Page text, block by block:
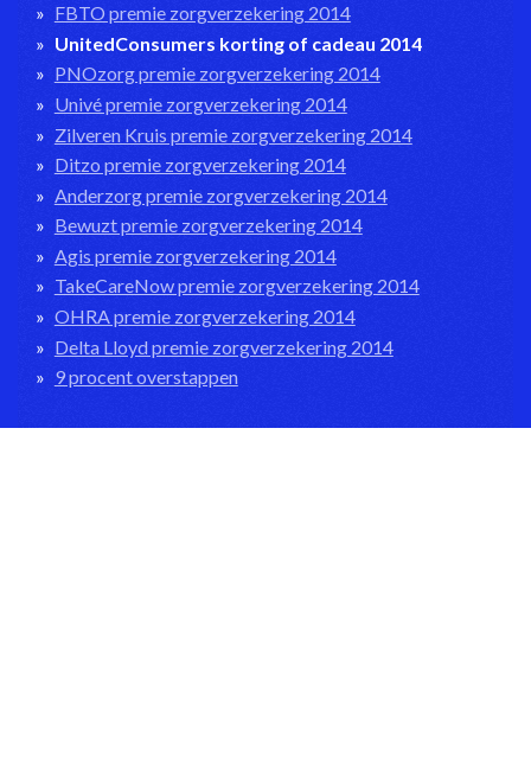
FBTO premie zorgverzekering 2014
UnitedConsumers korting of cadeau 2014
PNOzorg premie zorgverzekering 2014
Univé premie zorgverzekering 2014
Zilveren Kruis premie zorgverzekering 2014
Ditzo premie zorgverzekering 2014
Anderzorg premie zorgverzekering 2014
Bewuzt premie zorgverzekering 2014
Agis premie zorgverzekering 2014
TakeCareNow premie zorgverzekering 2014
OHRA premie zorgverzekering 2014
Delta Lloyd premie zorgverzekering 2014
9 procent overstappen